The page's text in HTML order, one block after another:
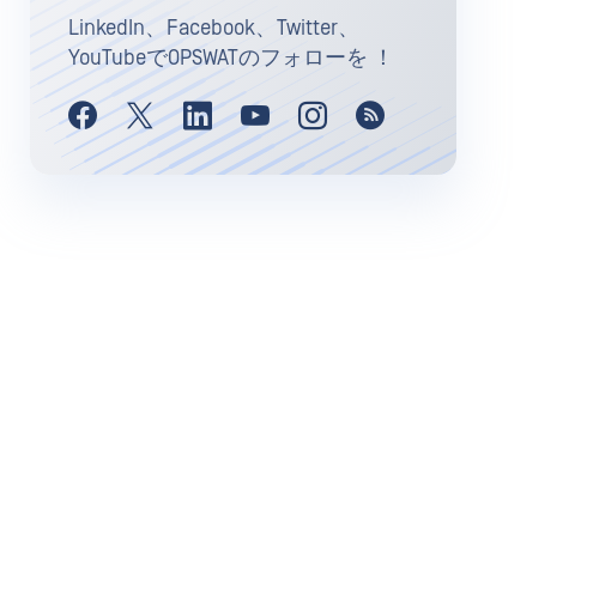
LinkedIn、Facebook、Twitter、
YouTubeでOPSWATのフォローを ！